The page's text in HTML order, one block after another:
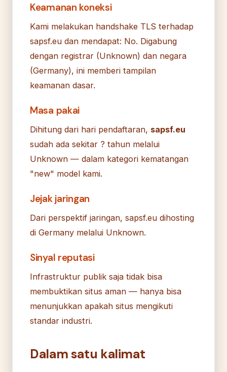
Keamanan koneksi
Kami melakukan handshake TLS terhadap
sapsf.eu dan mendapat: No. Digabung
dengan registrar (Unknown) dan negara
(Germany), ini memberi tampilan
keamanan dasar.
Masa pakai
Dihitung dari hari pendaftaran, sapsf.eu
sudah ada sekitar ? tahun melalui
Unknown — dalam kategori kematangan
"new" model kami.
Jejak jaringan
Dari perspektif jaringan, sapsf.eu dihosting
di Germany melalui Unknown.
Sinyal reputasi
Infrastruktur publik saja tidak bisa
membuktikan situs aman — hanya bisa
menunjukkan apakah situs mengikuti
standar industri.
Dalam satu kalimat